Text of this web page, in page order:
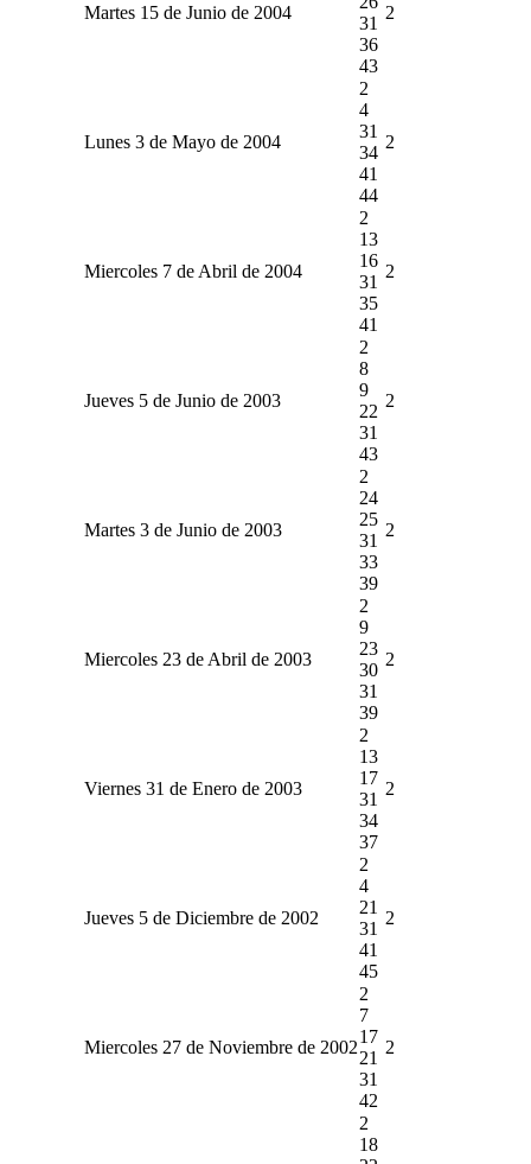
Martes 15 de Junio de 2004
31
36
43
2
Lunes 3 de Mayo de 2004
2
4
31
34
41
44
2
Miercoles 7 de Abril de 2004
2
13
16
31
35
41
2
Jueves 5 de Junio de 2003
2
8
9
22
31
43
2
Martes 3 de Junio de 2003
2
24
25
31
33
39
2
Miercoles 23 de Abril de 2003
2
9
23
30
31
39
2
Viernes 31 de Enero de 2003
2
13
17
31
34
37
2
Jueves 5 de Diciembre de 2002
2
4
21
31
41
45
2
Miercoles 27 de Noviembre de 2002
2
7
17
21
31
42
2
2
18